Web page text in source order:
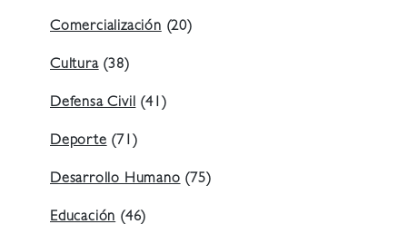
Comercialización(20)
Cultura(38)
Defensa Civil(41)
Deporte(71)
Desarrollo Humano(75)
Educación(46)